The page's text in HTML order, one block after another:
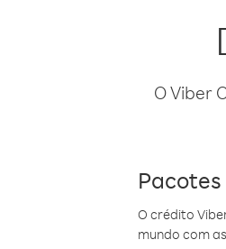
O Viber
O crédito
mundo com